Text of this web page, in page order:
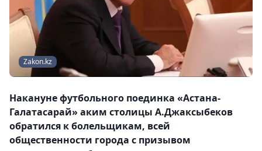
Zakon.kz
Накануне футбольного поединка «Астана-
Галатасарай» аким столицы А.Джаксыбеков
обратился к болельщикам, всей
общественности города с призывом